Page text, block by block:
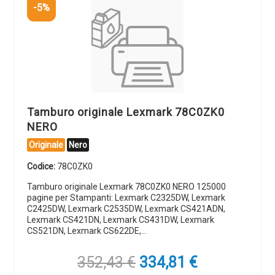
-5%
Tamburo originale Lexmark 78C0ZK0
NERO
Originale Nero
Codice: 78C0ZK0
Tamburo originale Lexmark 78C0ZK0 NERO 125000
pagine per Stampanti: Lexmark C2325DW, Lexmark
C2425DW, Lexmark C2535DW, Lexmark CS421ADN,
Lexmark CS421DN, Lexmark CS431DW, Lexmark
CS521DN, Lexmark CS622DE,…
352,43€ Il
334,81 €Il